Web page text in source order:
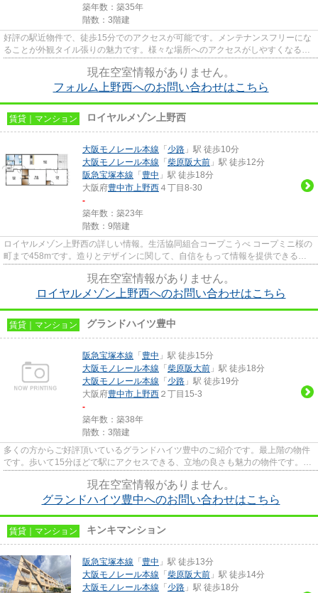
築年数：築35年
階数：3階建
好評の駅近物件で、徒歩15分でのアクセスが可能です。メンテナンスフリーにな
ることが外観タイル張りの魅力です。様々な場所へのアクセスがしやすくなる2
現在空室情報がありません。
フォルム上野西へのお問い合わせはこちら
賃貸｜マンション ロイヤルメゾン上野西
大阪モノレール本線 「 少路 」駅 徒歩10分
大阪モノレール本線 「 柴原阪大前 」駅 徒歩12分
阪急宝塚本線 「 豊中 」駅 徒歩18分
大阪府豊中市上野西 ４丁目8-30
-
築年数：築23年
階数：9階建
ロイヤルメゾン上野西の詳しい情報。生活協同組合コープこうべ コープミニ桜の
町まで458mです。造りとデザインに関して、自信をもって情報を提供できるマ
現在空室情報がありません。
ロイヤルメゾン上野西へのお問い合わせはこちら
賃貸｜マンション グランドハイツ豊中
阪急宝塚本線 「 豊中 」駅 徒歩15分
大阪モノレール本線 「 柴原阪大前 」駅 徒歩18分
大阪モノレール本線 「 少路 」駅 徒歩19分
大阪府豊中市上野西 ２丁目15-3
-
築年数：築38年
階数：3階建
多くの方からご好評頂いているグランドハイツ豊中のご紹介です。最上階の物件
です。歩いて15分ほどで駅にアクセスできる、立地の良さも魅力の物件です。目
現在空室情報がありません。
グランドハイツ豊中へのお問い合わせはこちら
賃貸｜マンション キンキマンション
阪急宝塚本線 「 豊中 」駅 徒歩13分
大阪モノレール本線 「 柴原阪大前 」駅 徒歩14分
大阪モノレール本線 「 少路 」駅 徒歩18分